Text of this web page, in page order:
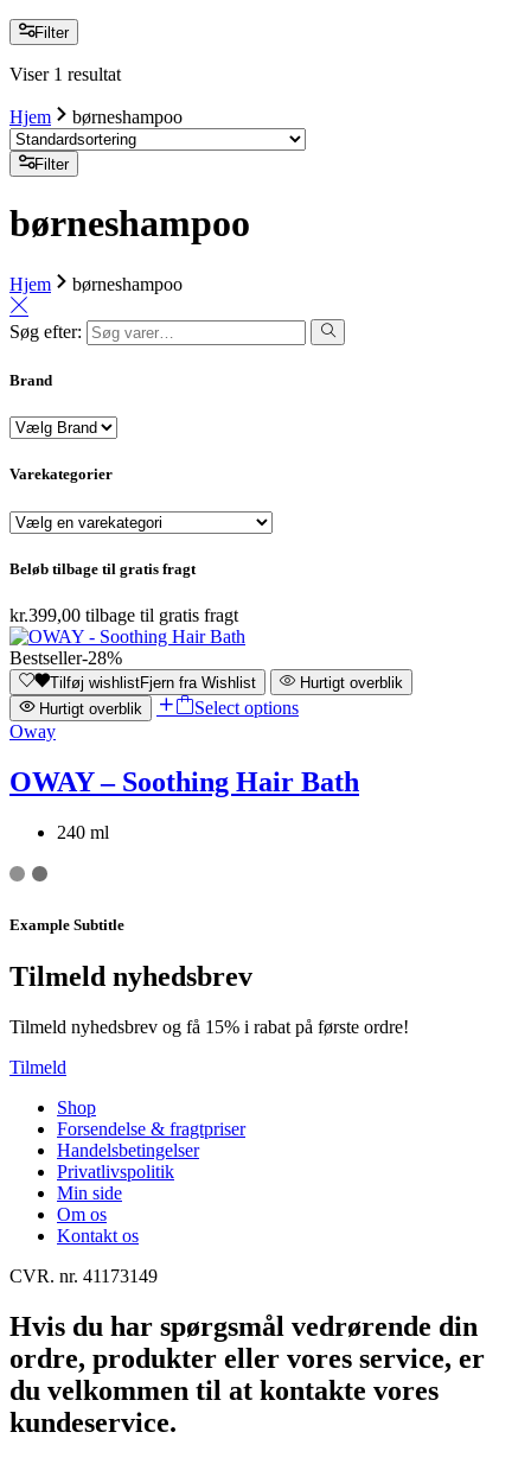
Filter
Viser 1 resultat
Hjem børneshampoo
Filter
børneshampoo
Hjem børneshampoo
Søg efter:
Brand
Varekategorier
Beløb tilbage til gratis fragt
kr.399,00 tilbage til gratis fragt
Bestseller-28%
Tilføj wishlistFjern fra Wishlist
Hurtigt overblik
Hurtigt overblik
Select options
Oway
OWAY – Soothing Hair Bath
240 ml
Example Subtitle
Tilmeld nyhedsbrev
Tilmeld nyhedsbrev og få 15% i rabat på første ordre!
Tilmeld
Shop
Forsendelse & fragtpriser
Handelsbetingelser
Privatlivspolitik
Min side
Om os
Kontakt os
CVR. nr. 41173149
Hvis du har spørgsmål vedrørende din
ordre, produkter eller vores service, er
du velkommen til at kontakte vores
kundeservice.